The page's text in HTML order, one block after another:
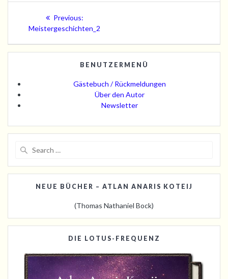
Beitragsnavigation
Previous:Previous
post:
Meistergeschichten_2
BENUTZERMENÜ
Gästebuch / Rückmeldungen
Über den Autor
Newsletter
NEUE BÜCHER – ATLAN ANARIS KOTEIJ
(Thomas Nathaniel Bock)
DIE LOTUS-FREQUENZ